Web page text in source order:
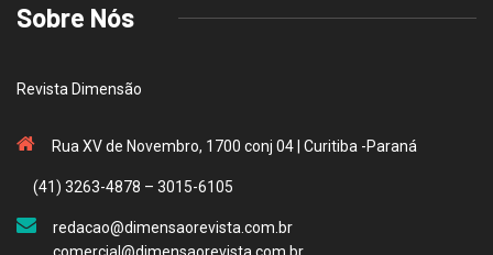
Sobre Nós
Revista Dimensão
Rua XV de Novembro, 1700 conj 04 | Curitiba -Paraná
(41) 3263-4878 – 3015-6105
redacao@dimensaorevista.com.br